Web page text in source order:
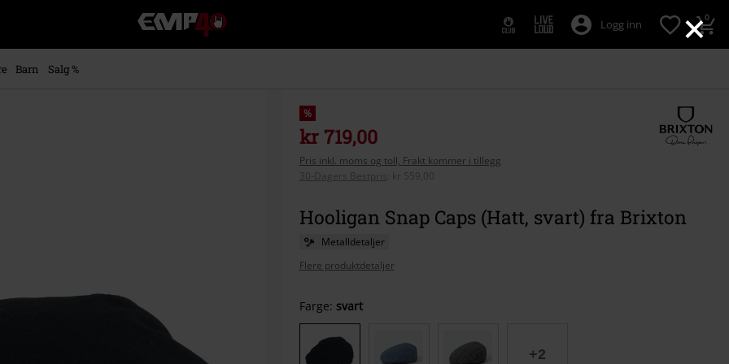
×
EMP
-
Musikk,
Logg inn 0
Barn
Salg %
%
kr 719,00
Pris inkl. moms og toll, Frakt kommer i tillegg
30-Dagers Bestpris
kr 559,00
Hooligan Snap Caps (Hatt, svart) fra Brixton
Metalldetaljer
Flere produktdetaljer
Velg
størrelse
Farge: svart
+2